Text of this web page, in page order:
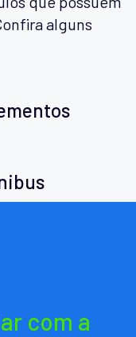
alguns
com a